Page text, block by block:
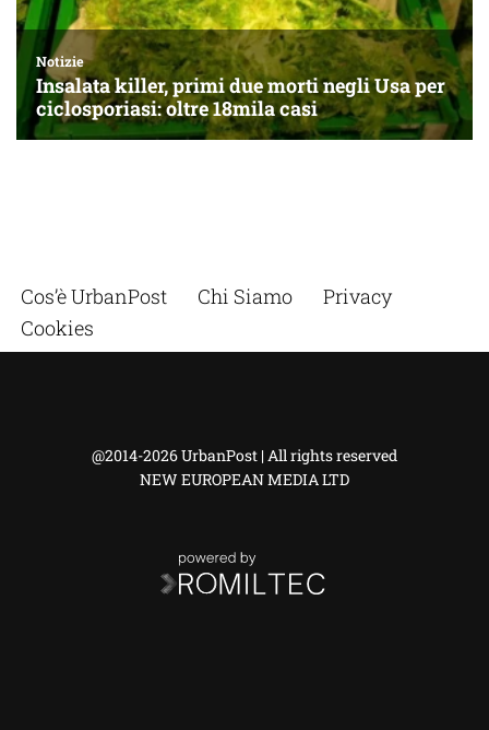
Cos’è UrbanPost Chi Siamo
Privacy
Cookies
@2014-2026 UrbanPost | All rights reserved
NEW EUROPEAN MEDIA LTD